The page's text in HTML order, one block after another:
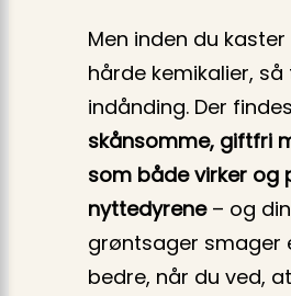
Men inden du
hårde kemikalier,
indånding. Der
skånsomme, giftfri
som både virker og
nytte­dyrene– og
grøntsager smager
bedre, når du ved,